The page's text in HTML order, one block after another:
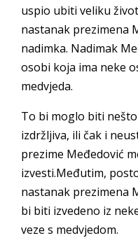
uspio ubiti veliku
nastanak prezimena
nadimka. Nadimak
osobi koja ima neke
medvjeda.
To bi moglo biti
izdržljiva, ili čak i
prezime Međedović
izvesti.Međutim,
nastanak prezimena
bi biti izvedeno iz
veze s medvjedom.